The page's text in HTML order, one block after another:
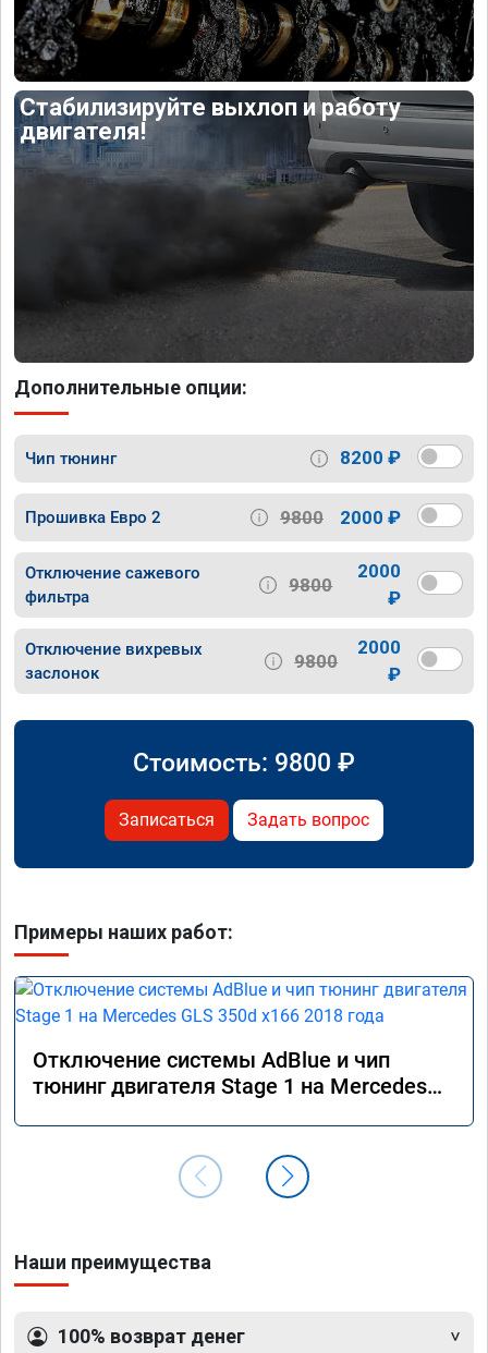
Стабилизируйте выхлоп и работу
двигателя!
Дополнительные опции:
Чип тюнинг 8200 ₽
Прошивка Евро 2 9800 2000 ₽
Отключение сажевого
фильтра
9800
2000
₽
Отключение вихревых
заслонок
9800
2000
₽
Стоимость: 9800 ₽
Записаться Задать вопрос
Примеры наших работ:
Отключение системы AdBlue и чип
тюнинг двигателя Stage 1 на Mercedes
Наши преимущества
100% возврат денег